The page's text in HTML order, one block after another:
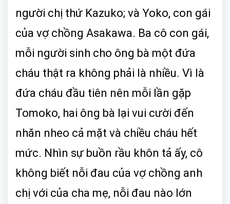
người chị thứ Kazuko; và Yoko, con gái
của vợ chồng Asakawa. Ba cô con gái,
mỗi người sinh cho ông bà một đứa
cháu thật ra không phải là nhiều. Vì là
đứa cháu đầu tiên nên mỗi lần gặp
Tomoko, hai ông bà lại vui cười đến
nhăn nheo cả mặt và chiều cháu hết
mức. Nhìn sự buồn rầu khôn tả ấy, cô
không biết nỗi đau của vợ chồng anh
chị với của cha mẹ, nỗi đau nào lớn